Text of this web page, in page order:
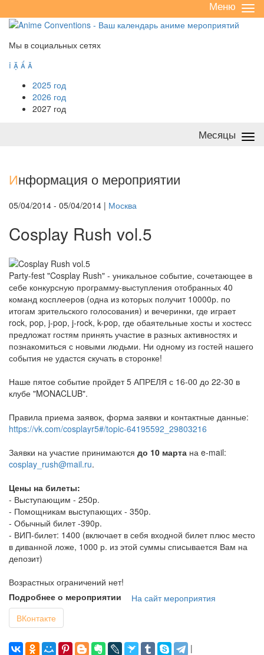
/
Меню
Мы в социальных сетях
   
2025 год
2026 год
2027 год
Месяцы
Информация о мероприятии
05/04/2014 - 05/04/2014 | Москва
Cosplay Rush vol.5
Party-fest "Cosplay Rush" - уникальное событие, сочетающее в
себе конкурсную программу-выступления отобранных 40
команд косплееров (одна из которых получит 10000р. по
итогам зрительского голосования) и вечеринки, где играет
rock, pop, j-pop, j-rock, k-pop, где обаятельные хосты и хостесс
предложат гостям принять участие в разных активностях и
познакомиться с новыми людьми. Ни одному из гостей нашего
события не удастся скучать в сторонке!
Наше пятое событие пройдет 5 АПРЕЛЯ с 16-00 до 22-30 в
клубе "MONACLUB".
Правила приема заявок, форма заявки и контактные данные:
https://vk.com/cosplayr5#/topic-64195592_29803216
Заявки на участие принимаются до 10 марта на e-mail:
cosplay_rush@mail.ru.
Цены на билеты:
- Выступающим - 250р.
- Помощникам выступающих - 350р.
- Обычный билет -390р.
- ВИП-билет: 1400 (включает в себя входной билет плюс место
в диванной ложе, 1000 р. из этой суммы списывается Вам на
депозит)
Возрастных ограничений нет!
Подробнее о мероприятии
На сайт мероприятия
ВКонтакте
|